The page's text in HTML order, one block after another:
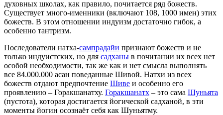
духовных школах, как правило, почитается ряд божеств.
Существует много-именники (включают 108, 1000 имен) этих
божеств. В этом отношении индуизм достаточно гибок, а
особенно тантризм.
Последователи натха-сампрадайи признают божеств и не
только индуистских, но для садханы в почитании их всех нет
особой необходимости, так же как и нет смысла выполнять
все 84.000.000 асан поведанные Шивой. Натхи из всех
божеств отдают предпочтение Шиве и особенно его
проявлению – Горакшанатху. Горакшанатх – это сама Шуньята
(пустота), которая достигается йогической садханой, в эти
моменты йогин осознаёт себя как Шуньятму.